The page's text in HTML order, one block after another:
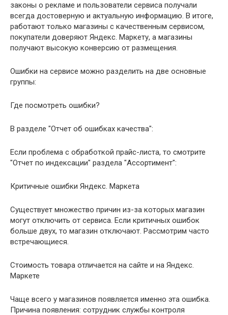
законы о рекламе и пользователи сервиса получали
всегда достоверную и актуальную информацию. В итоге,
работают только магазины с качественным сервисом,
покупатели доверяют Яндекс. Маркету, а магазины
получают высокую конверсию от размещения.
Ошибки на сервисе можно разделить на две основные
группы:
Где посмотреть ошибки?
В разделе "Отчет об ошибках качества":
Если проблема с обработкой прайс-листа, то смотрите
"Отчет по индексации" раздела "Ассортимент":
Критичные ошибки Яндекс. Маркета
Существует множество причин из-за которых магазин
могут отключить от сервиса. Если критичных ошибок
больше двух, то магазин отключают. Рассмотрим часто
встречающиеся.
Стоимость товара отличается на сайте и на Яндекс.
Маркете
Чаще всего у магазинов появляется именно эта ошибка.
Причина появления: сотрудник службы контроля